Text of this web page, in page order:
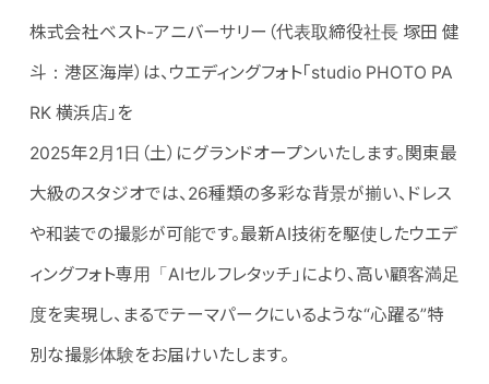
株式会社ベスト-アニバーサリー（代表取締役社長 塚田 健
斗：港区海岸）は、ウエディングフォト「studio PHOTO PA
RK 横浜店」を
2025年2月1日（土）にグランドオープンいたします。関東最
大級のスタジオでは、26種類の多彩な背景が揃い、ドレス
や和装での撮影が可能です。最新AI技術を駆使したウエデ
ィングフォト専用「AIセルフレタッチ」により、高い顧客満足
度を実現し、まるでテーマパークにいるような“心躍る”特
別な撮影体験をお届けいたします。